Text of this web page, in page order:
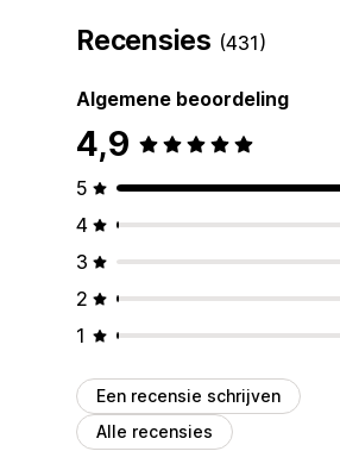
Recensies (431)
Algemene beoordeling
4,9
5
4
3
2
1
Een recensie schrijven
Alle recensies